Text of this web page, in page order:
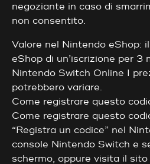
negoziante in caso di
non consentito.
Valore nel Nintendo eShop:
eShop di un’iscrizione per 3
Nintendo Switch Online I
potrebbero variare.
Come registrare questo
Come registrare questo
“Registra un codice” nel
console Nintendo Switch e
schermo, oppure visita il